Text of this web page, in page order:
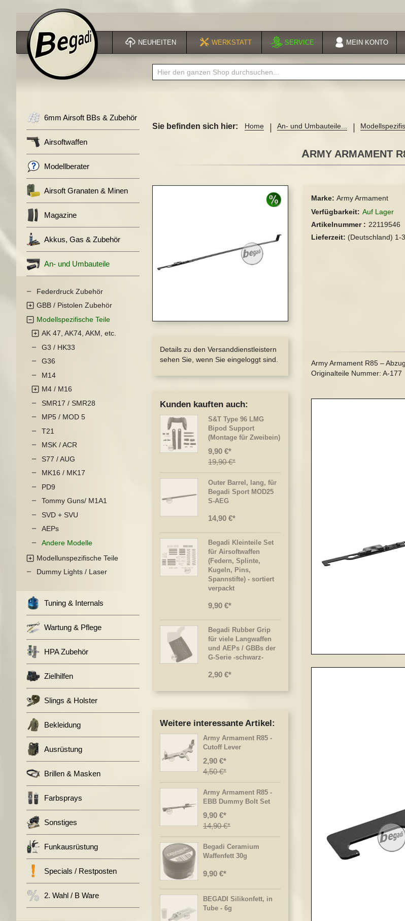
NEUHEITEN WERKSTATT SERVICE MEIN KONTO
Sie befinden sich hier: Home An- und Umbauteile...
ARMY ARMAMENT
Zum
der
Bildergalerie
Details zu den Versanddienstleistern
sehen Sie, wenn Sie eingeloggt sind.
Kunden kauften auch:
S&T Type 96 LMG
Bipod Support
(Montage für Zweibein)
9,90 €
19,90 €
Outer Barrel, lang, für
Begadi Sport MOD25
S-AEG
14,90 €
Begadi Kleinteile Set
für Airsoftwaffen
(Federn, Splinte,
Kugeln, Pins,
Spannstifte) - sortiert
verpackt
9,90 €
Begadi Rubber Grip
für viele Langwaffen
und AEPs / GBBs der
G-Serie -schwarz-
2,90 €
Weitere interessante Artikel:
Army Armament R85 -
Cutoff Lever
2,90 €
4,50 €
Army Armament R85 -
EBB Dummy Bolt Set
9,90 €
14,90 €
Begadi Ceramium
Waffenfett 30g
9,90 €
BEGADI Silikonfett, in
Tube - 6g
Marke: Army Armament
Verfügbarkeit
Auf Lager
Artikelnummer
22119546
Lieferzeit: (Deutschland) 1-
Army Armament R85 –
Originalteile Nummer: A-177
6mm Airsoft BBs & Zubehör
Airsoftwaffen
Modellberater
Airsoft Granaten & Minen
Magazine
Akkus, Gas & Zubehör
An- und Umbauteile
Federdruck Zubehör
GBB / Pistolen Zubehör
Modellspezifische Teile
AK 47, AK74, AKM, etc.
G3 / HK33
G36
M14
M4 / M16
SMR17 / SMR28
MP5 / MOD 5
T21
MSK / ACR
S77 / AUG
MK16 / MK17
PD9
Tommy Guns/ M1A1
SVD + SVU
AEPs
Andere Modelle
Modellunspezifische Teile
Dummy Lights / Laser
Tuning & Internals
Wartung & Pflege
HPA Zubehör
Zielhilfen
Slings & Holster
Bekleidung
Ausrüstung
Brillen & Masken
Farbsprays
Sonstiges
Funkausrüstung
Specials / Restposten
2. Wahl / B Ware